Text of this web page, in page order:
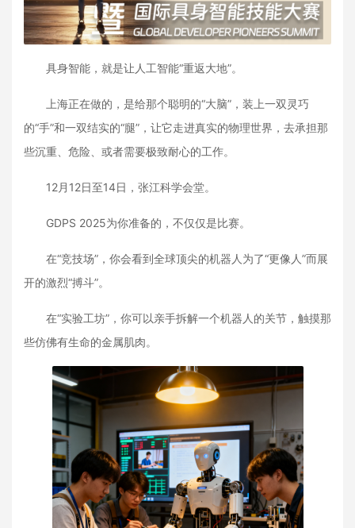
具身智能，就是让人工智能“重返大地”。
上海正在做的，是给那个聪明的“大脑”，装上一双灵巧
的“手”和一双结实的“腿”，让它走进真实的物理世界，去承担那
些沉重、危险、或者需要极致耐心的工作。
12月12日至14日，张江科学会堂。
GDPS 2025为你准备的，不仅仅是比赛。
在“竞技场”，你会看到全球顶尖的机器人为了“更像人”而展
开的激烈“搏斗”。
在“实验工坊”，你可以亲手拆解一个机器人的关节，触摸那
些仿佛有生命的金属肌肉。